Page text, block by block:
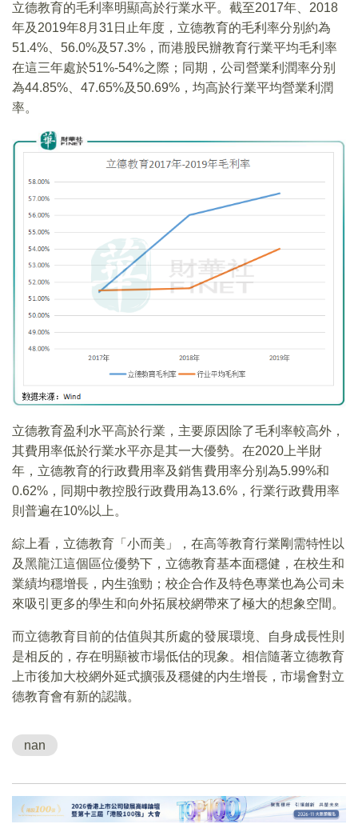
立德教育的毛利率明顯高於行業水平。截至2017年、2018
年及2019年8月31日止年度，立德教育的毛利率分别約為
51.4%、56.0%及57.3%，而港股民辦教育行業平均毛利率
在這三年處於51%-54%之際；同期，公司營業利潤率分别
為44.85%、47.65%及50.69%，均高於行業平均營業利潤
率。
立德教育盈利水平高於行業，主要原因除了毛利率較高外，
其費用率低於行業水平亦是其一大優勢。在2020上半財
年，立德教育的行政費用率及銷售費用率分别為5.99%和
0.62%，同期中教控股行政費用為13.6%，行業行政費用率
則普遍在10%以上。
綜上看，立德教育「小而美」，在高等教育行業剛需特性以
及黑龍江這個區位優勢下，立德教育基本面穩健，在校生和
業績均穩增長，内生強勁；校企合作及特色專業也為公司未
來吸引更多的學生和向外拓展校網帶來了極大的想象空間。
而立德教育目前的估值與其所處的發展環境、自身成長性則
是相反的，存在明顯被市場低估的現象。相信隨著立德教育
上市後加大校網外延式擴張及穩健的内生增長，市場會對立
德教育會有新的認識。
nan